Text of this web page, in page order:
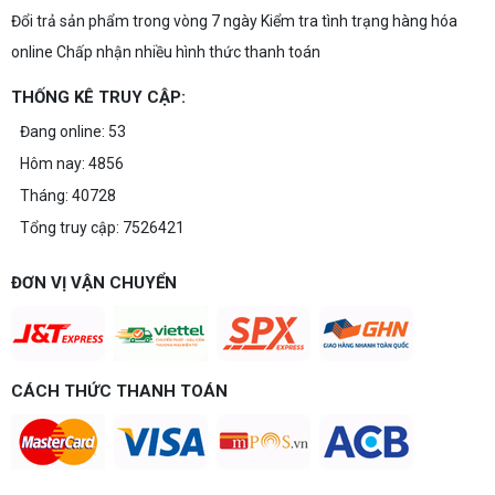
Build PC gaming 20 triệu nên chọn cấu hình nào
chi tiết CPU, VGA, RAM, nguồn theo đúng nhu cầu
Build PC gaming 15 triệu chơi được
Build PC Gaming theo ngân sách từ 10
phí tại Vi tính Nguyễn Thắng.
GIGABYTE & INTEL CORE ULTRA 200S
Đổi trả sản phẩm trong vòng 7 ngày Kiểm tra tình trạng hàng hóa
online Chấp nhận nhiều hình thức thanh toán
THỐNG KÊ TRUY CẬP:
Đang online: 53
Hôm nay: 4856
Tháng: 40728
Tổng truy cập: 7526421
ĐƠN VỊ VẬN CHUYỂN
CÁCH THỨC THANH TOÁN